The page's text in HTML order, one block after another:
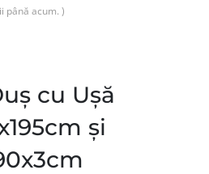
până acum. )
cu Ușă
și